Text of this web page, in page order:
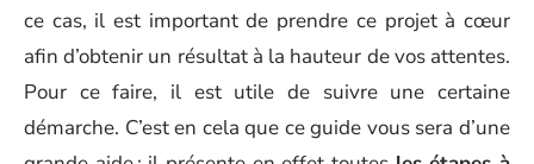
ce cas, il est important de prendre ce projet à cœur
afin d’obtenir un résultat à la hauteur de vos attentes.
Pour ce faire, il est utile de suivre une certaine
démarche. C’est en cela que ce guide vous sera d’une